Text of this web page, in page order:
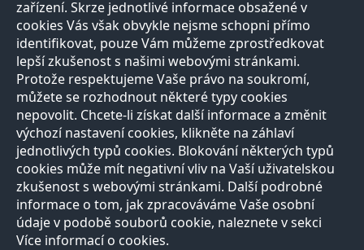
zařízení. Skrze jednotlivé informace obsažené v
cookies Vás však obvykle nejsme schopni přímo
identifikovat, pouze Vám můžeme zprostředkovat
lepší zkušenost s našimi webovými stránkami.
Protože respektujeme Vaše právo na soukromí,
můžete se rozhodnout některé typy cookies
nepovolit. Chcete-li získat další informace a změnit
výchozí nastavení cookies, klikněte na záhlaví
jednotlivých typů cookies. Blokování některých typů
cookies může mít negativní vliv na Vaší uživatelskou
zkušenost s webovými stránkami. Další podrobné
informace o tom, jak zpracováváme Vaše osobní
údaje v podobě souborů cookie, naleznete v sekci
Více informací o cookies.